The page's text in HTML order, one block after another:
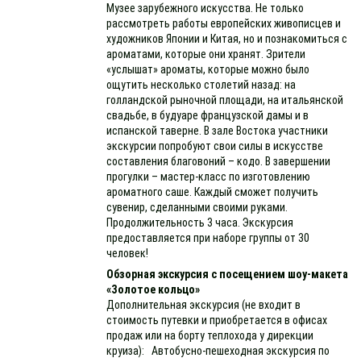
Музее зарубежного искусства. Не только
рассмотреть работы европейских живописцев и
художников Японии и Китая, но и познакомиться с
ароматами, которые они хранят. Зрители
«услышат» ароматы, которые можно было
ощутить несколько столетий назад: на
голландской рыночной площади, на итальянской
свадьбе, в будуаре французской дамы и в
испанской таверне. В зале Востока участники
экскурсии попробуют свои силы в искусстве
составления благовоний – кодо. В завершении
прогулки – мастер-класс по изготовлению
ароматного саше. Каждый сможет получить
сувенир, сделанными своими руками.
Продолжительность 3 часа. Экскурсия
предоставляется при наборе группы от 30
человек!
Обзорная экскурсия с посещением шоу-макета
«Золотое кольцо»
Дополнительная экскурсия (не входит в
стоимость путевки и приобретается в офисах
продаж или на борту теплохода у дирекции
круиза): Автобусно-пешеходная экскурсия по